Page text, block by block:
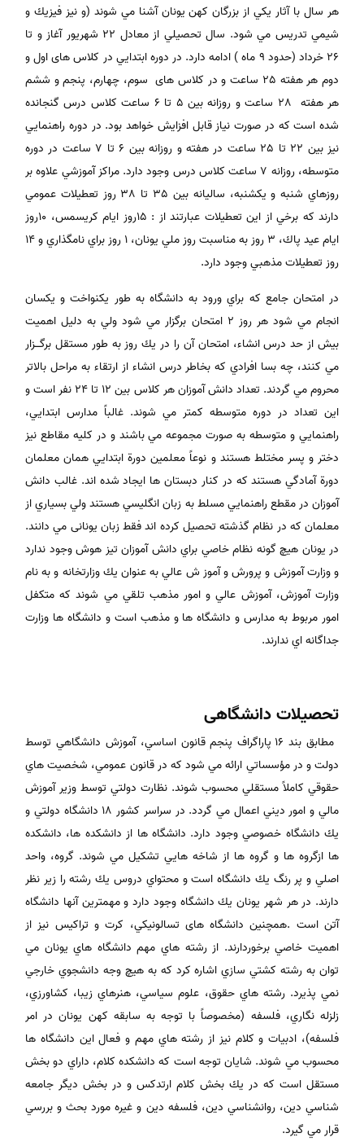
هر سال با آثار يكي از بزرگان كهن يونان آشنا مي شوند (و نيز فيزيك و
شيمي تدريس مي شود. سال تحصيلي از معادل 22 شهريور آغاز و تا
26 خرداد (حدود 9 ماه ) ادامه دارد. در دوره ابتدايي در كلاس های اول و
دوم هر هفته 25 ساعت و در كلاس های سوم، چهارم، پنجم و ششم
هر هفته 28 ساعت و روزانه بين 5 تا 6 ساعت كلاس درس گنجانده
شده است كه در صورت نياز قابل افزايش خواهد بود. در دوره راهنمايي
نيز بين 22 تا 25 ساعت در هفته و روزانه بين 6 تا 7 ساعت در دوره
متوسطه، روزانه 7 ساعت كلاس درس وجود دارد. مراكز آموزشي علاوه بر
روزهاي شنبه و يكشنبه، ساليانه بين 35 تا 38 روز تعطيلات عمومي
دارند كه برخي از اين تعطيلات عبارتند از : 15روز ايام كريسمس، 10روز
ايام عيد پاك، 3 روز به مناسبت روز ملي يونان، 1 روز براي نامگذاري و 14
روز تعطيلات مذهبي وجود دارد.
در امتحان جامع كه براي ورود به دانشگاه به طور يكنواخت و يكسان
انجام مي شود هر روز 2 امتحان برگزار مي شود ولي به دليل اهميت
بيش از حد درس انشاء، امتحان آن را در يك روز به طور مستقل برگـــزار
مي كنند، چه بسا افرادي كه بخاطر درس انشاء از ارتقاء به مراحل بالاتر
محروم مي گردند. تعداد دانش آموزان هر كلاس بين 12 تا 24 نفر است و
اين تعداد در دوره متوسطه كمتر مي شوند. غالباً مدارس ابتدايي،
راهنمايي و متوسطه به صورت مجموعه مي باشند و در كليه مقاطع نيز
دختر و پسر مختلط هستند و نوعاً معلمين دورة ابتدایي همان معلمان
دورة آمادگي هستند كه در كنار دبستان ها ايجاد شده اند. غالب دانش
آموزان در مقطع راهنمايي مسلط به زبان انگليسي هستند ولي بسياري از
معلمان كه در نظام گذشته تحصيل كرده اند فقط زبان يونانی مي دانند.
در يونان هيچ گونه نظام خاصي براي دانش آموزان تيز هوش وجود ندارد
و وزارت آموزش و پرورش و آموز ش عالي به عنوان يك وزارتخانه و به نام
وزارت آموزش، آموزش عالي و امور مذهب تلقي مي شوند كه متكفل
امور مربوط به مدارس و دانشگاه ها و مذهب است و دانشگاه ها وزارت
جداگانه اي ندارند.
تحصیلات دانشگاهی
مطابق بند 16 پاراگراف پنجم قانون اساسي، آموزش دانشگاهي توسط
دولت و در مؤسساتي ارائه مي شود كه در قانون عمومي، شخصيت هاي
حقوقي كاملاً مستقلي محسوب شوند. نظارت دولتي توسط وزير آموزش
مالي و امور ديني اعمال مي گردد. در سراسر كشور 18 دانشگاه دولتي و
يك دانشگاه خصوصي وجود دارد. دانشگاه ها از دانشكده ها، دانشكده
ها ازگروه ها و گروه ها از شاخه هايي تشكيل مي شوند. گروه، واحد
اصلي و پر رنگ يك دانشگاه است و محتواي دروس يك رشته را زير نظر
دارند. در هر شهر يونان يك دانشگاه وجود دارد و مهمترين آنها دانشگاه
آتن است .همچنين دانشگاه های تسالونيكي، كرت و تراكيس نيز از
اهميت خاصي برخوردارند. از رشته هاي مهم دانشگاه هاي يونان مي
توان به رشته كشتي سازي اشاره كرد كه به هيچ وجه دانشجوي خارجي
نمي پذيرد. رشته هاي حقوق، علوم سياسي، هنرهاي زيبا، كشاورزي،
زلزله نگاري، فلسفه (مخصوصاً با توجه به سابقه كهن يونان در امر
فلسفه)، ادبيات و كلام نيز از رشته هاي مهم و فعال اين دانشگاه ها
محسوب مي شوند. شايان توجه است كه دانشكده كلام، داراي دو بخش
مستقل است كه در يك بخش كلام ارتدكس و در بخش ديگر جامعه
شناسي دين، روانشناسي دين، فلسفه دين و غيره مورد بحث و بررسي
قرار مي گيرد.